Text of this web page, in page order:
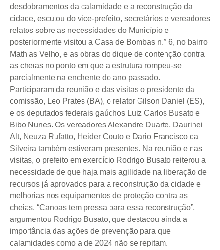
desdobramentos da calamidade e a reconstrução da
cidade, escutou do vice-prefeito, secretários e vereadores
relatos sobre as necessidades do Município e
posteriormente visitou a Casa de Bombas n.° 6, no bairro
Mathias Velho, e as obras do dique de contenção contra
as cheias no ponto em que a estrutura rompeu-se
parcialmente na enchente do ano passado.
Participaram da reunião e das visitas o presidente da
comissão, Leo Prates (BA), o relator Gilson Daniel (ES),
e os deputados federais gaúchos Luiz Carlos Busato e
Bibo Nunes. Os vereadores Alexandre Duarte, Daurinei
Alt, Neuza Rufatto, Heider Couto e Dario Francisco da
Silveira também estiveram presentes. Na reunião e nas
visitas, o prefeito em exercício Rodrigo Busato reiterou a
necessidade de que haja mais agilidade na liberação de
recursos já aprovados para a reconstrução da cidade e
melhorias nos equipamentos de proteção contra as
cheias. “Canoas tem pressa para essa reconstrução”,
argumentou Rodrigo Busato, que destacou ainda a
importância das ações de prevenção para que
calamidades como a de 2024 não se repitam.